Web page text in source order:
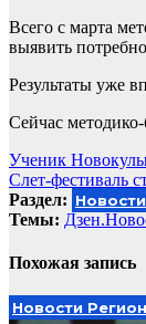
Всего с марта
выявить
Результаты уже
Сейчас
Навигация
по
записям
Ученик
Слет-фестиваль
Раздел: Новости
Темы:
Похожая запись
Новости